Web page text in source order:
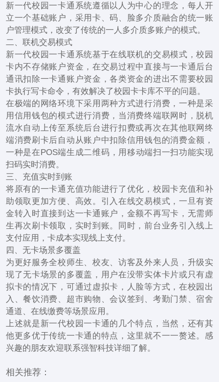
新一代校园一卡通系统遵循以人为中心的理念，每人开
立一个基础账户，采用卡、码、脸多介质融合的统一账
户管理模式，改变了传统的一人多介质多账户的模式。
二、联机交易模式
新一代校园一卡通系统基于在线联机的交易模式，校园
卡内不存储账户资金，在交易过程中直接与一卡通后台
通讯扣除一卡通账户资金，各类资金的进出不需要校园
卡执行写卡命令，有效解决了校园卡卡库不平的问题。
在极端的网络环境下采用两种方式进行消费，一种是采
用信用钱包的模式进行消费，当消费终端联网时，脱机
流水自动上传至系统后台进行扣费或再次在其他联网终
端消费刷卡后自动从账户中扣除信用钱包的消费金额，
一种是在POS端生成二维码，用移动端扫一扫功能实现
扫码实时消费。
三、充值实时到账
将原有的一卡通充值功能进行了优化，校园卡充值和补
助领取更加方便、高效。引入在线交易模式，一旦有资
金转入时直接到达一卡通账户，金额不再写卡，无需师
生再次刷卡领取，实时到账。同时，前台业务引入线上
支付应用，卡成本实现线上支付。
四、无卡场景多覆盖
为更好服务全校师生、校友、访客及外来人员，升级实
现了无卡场景的多覆盖，用户在没带实体卡片或只有虚
拟卡的情况下，可通过虚拟卡，人脸等方式，在校园出
入、餐饮消费、超市购物、会议签到、考勤门禁、宿舍
通道、在线缴费等场景应用。
上述就是新一代校园一卡通的几个特点，当然，还有其
他更多优于传统一卡通的特点，这里就不一一赘述。感
兴趣的朋友欢迎联系强智科技详细了解。
相关推荐：